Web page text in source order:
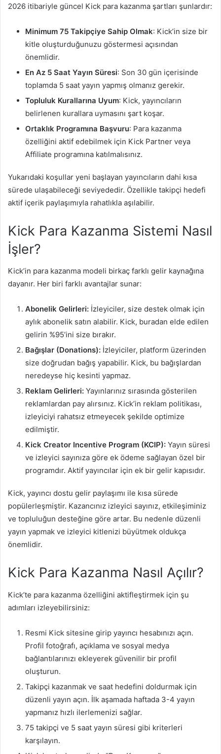
2026 itibariyle güncel Kick para kazanma şartları şunlardır:
Minimum 75 Takipçiye Sahip Olmak: Kick’in size bir
kitle oluşturduğunuzu göstermesi açısından
önemlidir.
En Az 5 Saat Yayın Süresi: Son 30 gün içerisinde
toplamda 5 saat yayın yapmış olmanız gerekir.
Topluluk Kurallarına Uyum: Kick, yayıncıların
belirlenen kurallara uymasını şart koşar.
Ortaklık Programına Başvuru: Para kazanma
özelliğini aktif edebilmek için Kick Partner veya
Affiliate programına katılmalısınız.
Yukarıdaki koşullar yeni başlayan yayıncıların dahi kısa
sürede ulaşabileceği seviyededir. Özellikle takipçi hedefi
aktif içerik paylaşımıyla rahatlıkla aşılabilir.
Kick Para Kazanma Sistemi Nasıl
İşler?
Kick’in para kazanma modeli birkaç farklı gelir kaynağına
dayanır. Her biri farklı avantajlar sunar:
Abonelik Gelirleri: İzleyiciler, size destek olmak için
aylık abonelik satın alabilir. Kick, buradan elde edilen
gelirin %95’ini size bırakır.
Bağışlar (Donations): İzleyiciler, platform üzerinden
size doğrudan bağış yapabilir. Kick, bu bağışlardan
neredeyse hiç kesinti yapmaz.
Reklam Gelirleri: Yayınlarınız sırasında gösterilen
reklamlardan pay alırsınız. Kick’in reklam politikası,
izleyiciyi rahatsız etmeyecek şekilde optimize
edilmiştir.
Kick Creator Incentive Program (KCIP): Yayın süresi
ve izleyici sayınıza göre ek ödeme sağlayan özel bir
programdır. Aktif yayıncılar için ek bir gelir kapısıdır.
Kick, yayıncı dostu gelir paylaşımı ile kısa sürede
popülerleşmiştir. Kazancınız izleyici sayınız, etkileşiminiz
ve topluluğun desteğine göre artar. Bu nedenle düzenli
yayın yapmak ve izleyici kitlenizi büyütmek oldukça
önemlidir.
Kick Para Kazanma Nasıl Açılır?
Kick’te para kazanma özelliğini aktifleştirmek için şu
adımları izleyebilirsiniz:
Resmi Kick sitesine girip yayıncı hesabınızı açın.
Profil fotoğrafı, açıklama ve sosyal medya
bağlantılarınızı ekleyerek güvenilir bir profil
oluşturun.
Takipçi kazanmak ve saat hedefini doldurmak için
düzenli yayın açın. İlk aşamada haftada 3-4 yayın
yapmanız hızlı ilerlemenizi sağlar.
75 takipçi ve 5 saat yayın süresi gibi kriterleri
karşılayın.